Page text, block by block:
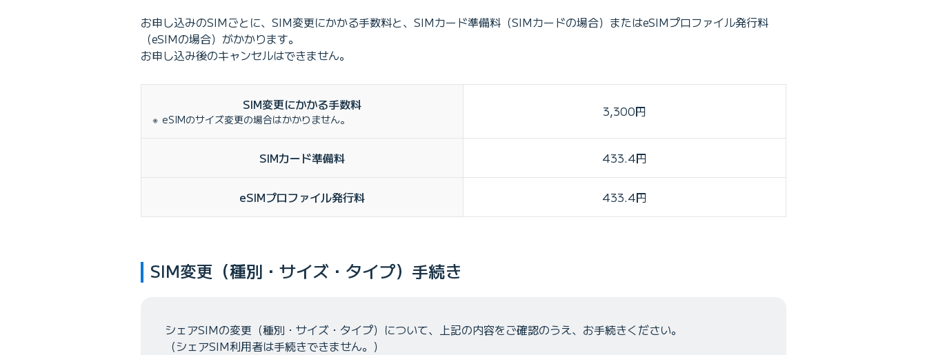
お申し込みのSIMごとに、SIM変更にかかる手数料と、SIMカード準備料（SIMカードの場合）またはeSIMプロファイル発行料
（eSIMの場合）がかかります。
お申し込み後のキャンセルはできません。
SIM変更にかかる手数料
eSIMのサイズ変更の場合はかかりません。 3,300円
SIMカード準備料 433.4円
eSIMプロファイル発行料 433.4円
SIM変更（種別・サイズ・タイプ）手続き
シェアSIMの変更（種別・サイズ・タイプ）について、上記の内容をご確認のうえ、お手続きください。
（シェアSIM利用者は手続きできません。）